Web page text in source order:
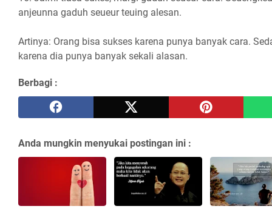
anjeunna gaduh seueur teuing alesan.
Artinya: Orang bisa sukses karena punya banyak cara.
karena dia punya banyak sekali alasan.
Berbagi :
Anda mungkin menyukai postingan ini :